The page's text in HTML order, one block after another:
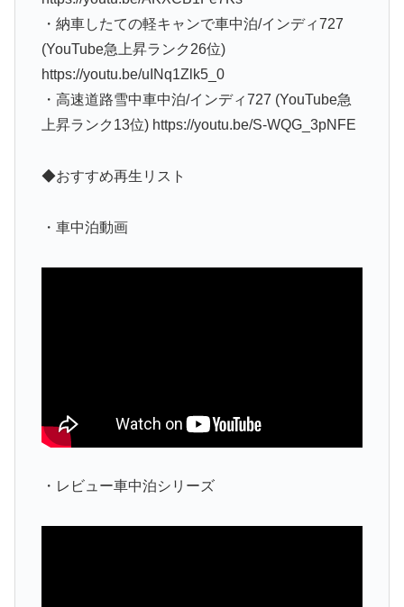
・納車したての軽キャンで車中泊/インディ727
(YouTube急上昇ランク26位)
https://youtu.be/uINq1Zlk5_0
・高速道路雪中車中泊/インディ727 (YouTube急
上昇ランク13位) https://youtu.be/S-WQG_3pNFE
◆おすすめ再生リスト
・車中泊動画
・レビュー車中泊シリーズ